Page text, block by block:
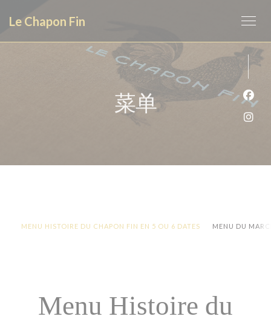
Le Chapon Fin
菜单
MENU HISTOIRE DU CHAPON FIN EN 5 OU 6 DATES MENU DU
Menu Histoire du